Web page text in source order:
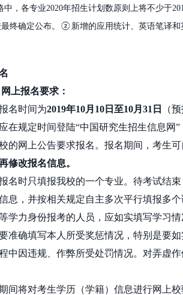
中，各专业2020年招生计划数原则 上将不少于
终确定公布。
② 新增的应用统计、英语笔译和
网上报名要求：
名时间为2019年10月10日至10月31日
（
在规定时间登陆“中国研究生招生信息网”
的网上公告要求报名。报名期间，考生
修改报名信息。
名时只填报我校的一个专业。待考试结
息，并按相关规定自主多次平行填报多
学力身份报考的人员，应如实填写学习
准确填写本人所受奖惩情况，特别是要
中因违规、作弊所受处罚情况。对弄虚
间将对考生学历（学籍）信息进行网上